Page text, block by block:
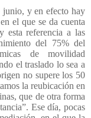
junio, y en efecto hay
en el que se da cuenta
esta referencia a las
del 75% del
de movilidad
el traslado lo sea a
no supere los 50
la reubicación en
que de otra forma
Ese día, pocas